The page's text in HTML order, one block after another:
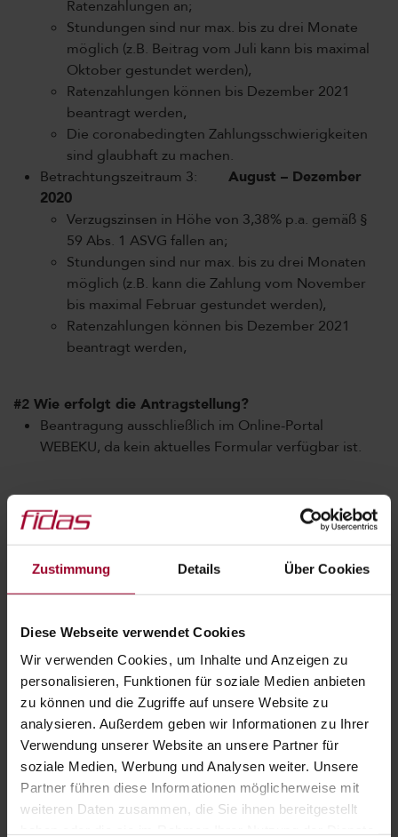
Zustimmung Details Über Cookies
Diese Webseite verwendet Cookies
Wir verwenden Cookies, um Inhalte und Anzeigen zu
personalisieren, Funktionen für soziale Medien anbieten
zu können und die Zugriffe auf unsere Website zu
analysieren. Außerdem geben wir Informationen zu Ihrer
Verwendung unserer Website an unsere Partner für
soziale Medien, Werbung und Analysen weiter. Unsere
Partner führen diese Informationen möglicherweise mit
weiteren Daten zusammen, die Sie ihnen bereitgestellt
Ratenzahlungen an;
Stundungen sind nur max. bis zu drei Monate
möglich (z.B. Beitrag vom Juli kann bis maximal
Oktober gestundet werden),
Ratenzahlungen können bis Dezember 2021
beantragt werden,
Die coronabedingten Zahlungsschwierigkeiten
sind glaubhaft zu machen.
Betrachtungszeitraum 3:
August – Dezember
2020
Verzugszinsen in Höhe von 3,38% p.a. gemäß §
59 Abs. 1 ASVG fallen an;
Stundungen sind nur max. bis zu drei Monaten
möglich (z.B. kann die Zahlung vom November
bis maximal Februar gestundet werden),
Ratenzahlungen können bis Dezember 2021
beantragt werden,
#2 Wie erfolgt die Antragstellung?
Beantragung ausschließlich im Online-Portal
WEBEKU, da kein aktuelles Formular verfügbar ist.
Falls Sie über keinen Online-Portal Zugang verfügen,
können Sie (oder auch gerne wir für Sie) bei der ÖGK
auch einen formlosen schriftlichen Antrag einbringen!#3
Betreibungsmaßnahmen der ÖGK
Sollten Sie die
Einzahlung der Vorschreibungen einmal vergessen haben,
(noch) von jeglichen Betreibungsmaßnahmen ab, stellt
keine Insolvenzanträge und führt auch keine Exekutionen.
Für die Beiträge Februar – April 2020 ist dies rechtlich
gar nicht möglich. Achtung: Das kann sich jedoch laufend
ändern!#4Keine Regeln ohne AusnahmenFür
Beitragszeiträume in denen folgende Beihilfen bezogen
wurden:
Kurzarbeitsbeihilfe,
Erstattungen von Lohn- und Lohnnebenkosten für